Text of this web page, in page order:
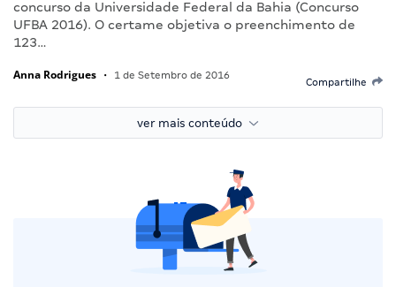
concurso da Universidade Federal da Bahia (Concurso
UFBA 2016). O certame objetiva o preenchimento de
123…
Anna Rodrigues • 1 de Setembro de 2016
Compartilhe
ver mais conteúdo